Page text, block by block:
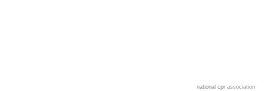
national cpr association